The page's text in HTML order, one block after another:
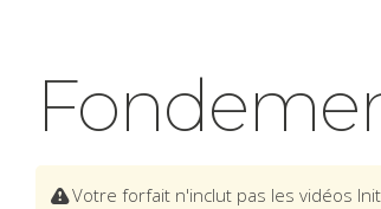
Votre forfait n'inclut pas les vidéos